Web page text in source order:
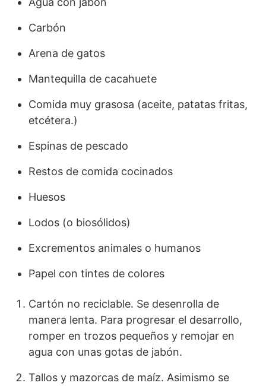
Carbón
Arena de gatos
Mantequilla de cacahuete
Comida muy grasosa (aceite, patatas fritas,
etcétera.)
Espinas de pescado
Restos de comida cocinados
Huesos
Lodos (o biosólidos)
Excrementos animales o humanos
Papel con tintes de colores
Cartón no reciclable. Se desenrolla de
manera lenta. Para progresar el desarrollo,
romper en trozos pequeños y remojar en
agua con unas gotas de jabón.
Tallos y mazorcas de maíz. Asimismo se